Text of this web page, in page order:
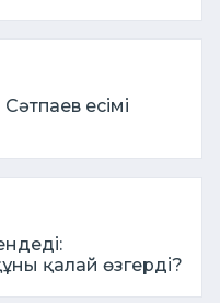
Сәтпаев есімі
қалай өзгерді?